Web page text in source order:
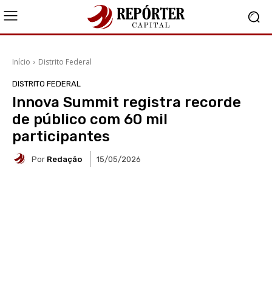
Início Distrito Federal
DISTRITO FEDERAL
Innova Summit registra recorde
de público com 60 mil
participantes
Por Redação 15/05/2026